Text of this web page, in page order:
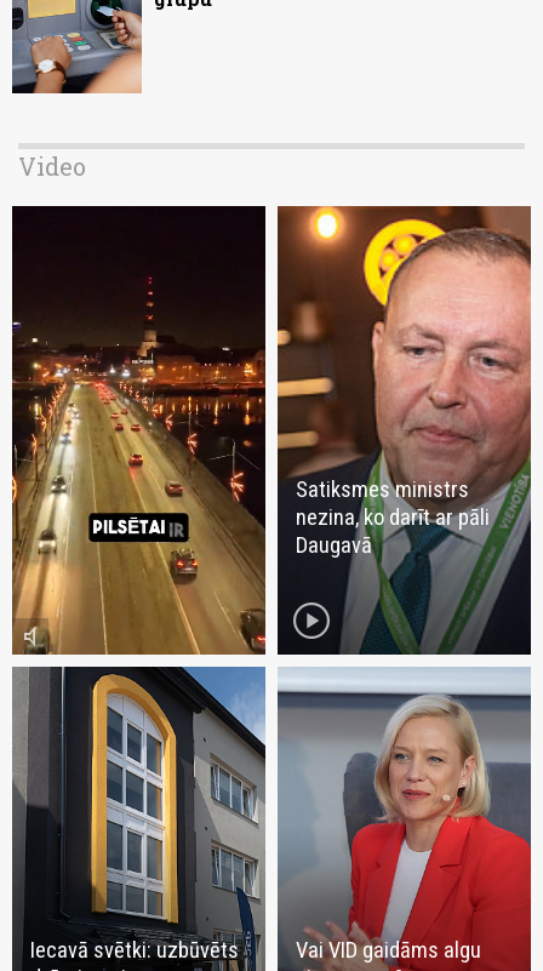
Video
volume_mute
Satiksmes ministrs
nezina, ko darīt ar pāli
Daugavā
play_circle
Iecavā svētki: uzbūvēts
Vai VID gaidāms algu